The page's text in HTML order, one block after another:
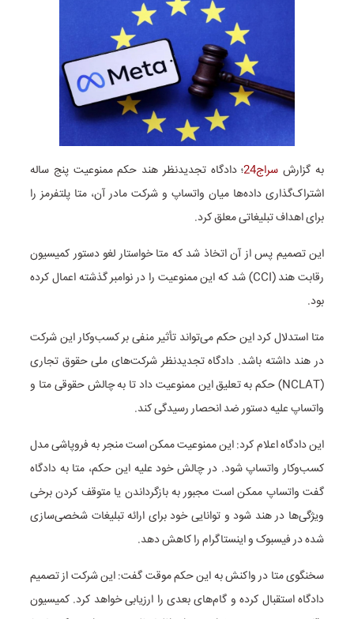
به گزارش سراج24
؛ دادگاه تجدیدنظر هند حکم ممنوعیت پنج ساله
اشتراک‌گذاری داده‌ها میان واتساپ و شرکت مادر آن، متا پلتفرمز را
برای اهداف تبلیغاتی معلق کرد.
این تصمیم پس از آن اتخاذ شد که متا خواستار لغو دستور کمیسیون
رقابت هند (CCI) شد که این ممنوعیت را در نوامبر گذشته اعمال کرده
بود.
متا استدلال کرد این حکم می‌تواند تأثیر منفی بر کسب‌وکار این شرکت
در هند داشته باشد. دادگاه تجدیدنظر شرکت‌های ملی حقوق تجاری
(NCLAT) حکم به تعلیق این ممنوعیت داد تا به چالش حقوقی متا و
واتساپ علیه دستور ضد انحصار رسیدگی کند.
این دادگاه اعلام کرد: این ممنوعیت ممکن است منجر به فروپاشی مدل
کسب‌وکار واتساپ شود. در چالش خود علیه این حکم، متا به دادگاه
گفت واتساپ ممکن است مجبور به بازگرداندن یا متوقف کردن برخی
ویژگی‌ها در هند شود و توانایی خود برای ارائه تبلیغات شخصی‌سازی
شده در فیسبوک و اینستاگرام را کاهش دهد.
سخنگوی متا در واکنش به این حکم موقت گفت: این شرکت از تصمیم
دادگاه استقبال کرده و گام‌های بعدی را ارزیابی خواهد کرد. کمیسیون